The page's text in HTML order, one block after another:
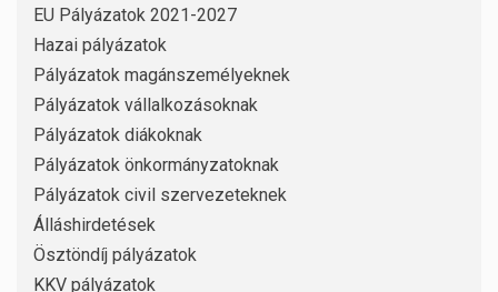
EU Pályázatok 2021-2027
Hazai pályázatok
Pályázatok magánszemélyeknek
Pályázatok vállalkozásoknak
Pályázatok diákoknak
Pályázatok önkormányzatoknak
Pályázatok civil szervezeteknek
Álláshirdetések
Ösztöndíj pályázatok
KKV pályázatok